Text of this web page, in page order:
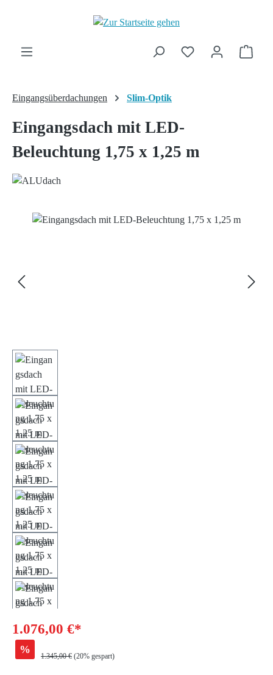
Zum Hauptinhalt springen
Eingangsüberdachungen Slim-Optik
Eingangsdach mit LED-
Beleuchtung 1,75 x 1,25 m
Bildergalerie überspringen
1.076,00 €*
% Regulärer Preis:
1.345,00 € (20% gespart)